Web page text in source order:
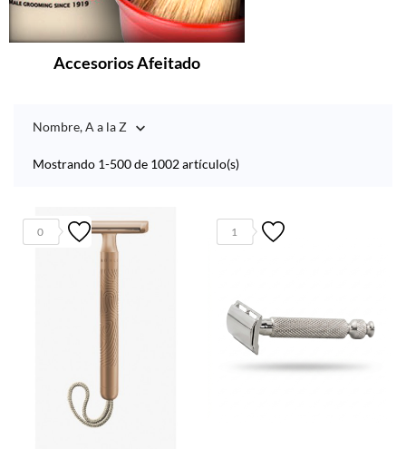
Accesorios Afeitado
Nombre, A a la Z 
Mostrando 1-500 de 1002 artículo(s)
0 1